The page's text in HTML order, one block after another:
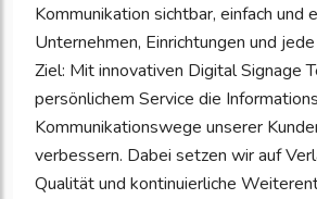
Kommunikation sichtbar, einfach und
Unternehmen, Einrichtungen und
Ziel: Mit innovativen Digital Signage
persönlichem Service die
Kommunikationswege unserer
verbessern. Dabei setzen wir auf
Qualität und kontinuierliche